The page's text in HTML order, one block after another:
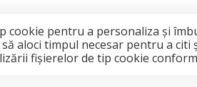
cookie pentru a personaliza și
aloci timpul necesar pentru a
fişierelor de tip cookie